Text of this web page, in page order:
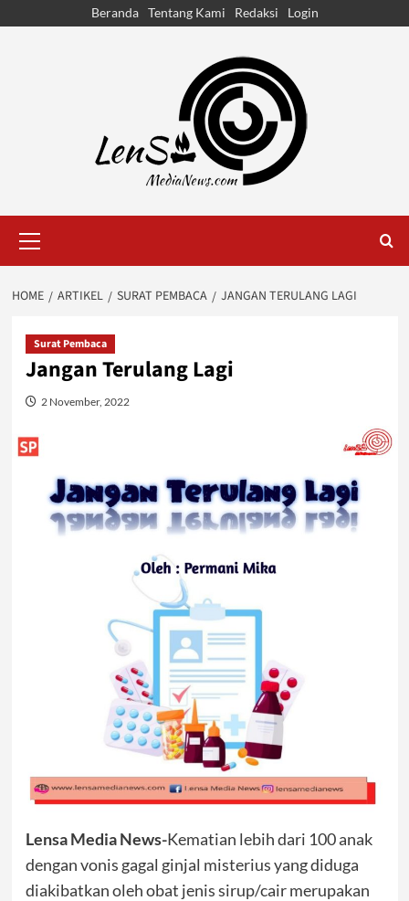
Beranda Tentang Kami Redaksi Login
Menu
HOME ARTIKEL SURAT PEMBACA JANGAN TERULANG LAGI
Surat Pembaca
Jangan Terulang Lagi
2 November, 2022
Lensa Media News-Kematian lebih dari 100 anak
dengan vonis gagal ginjal misterius yang diduga
diakibatkan oleh obat jenis sirup/cair merupakan